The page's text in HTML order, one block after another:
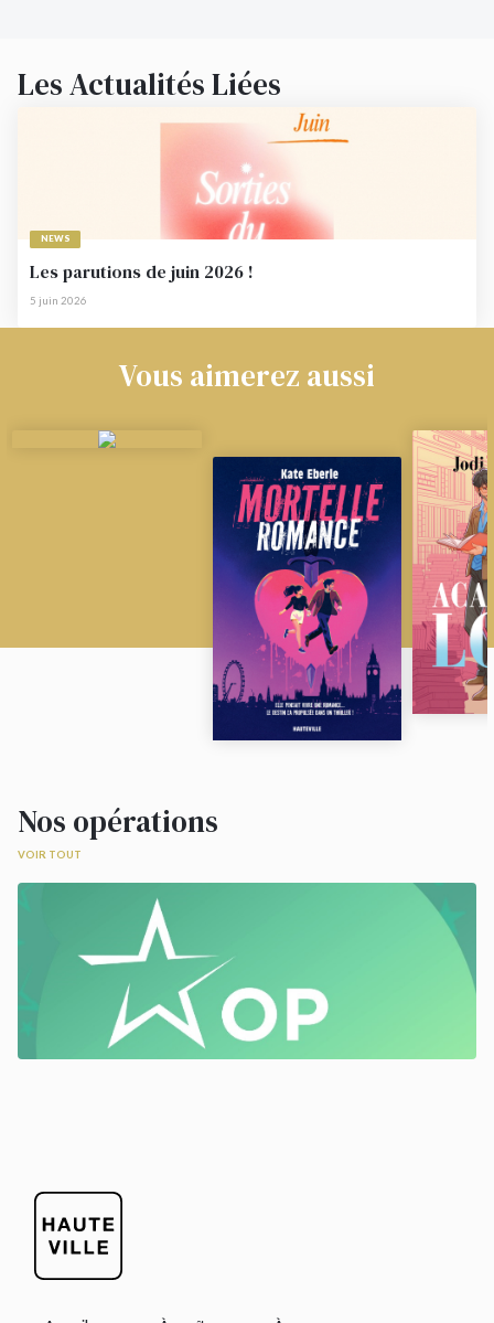
Les Actualités Liées
NEWS
Les parutions de juin 2026 !
5 juin 2026
Vous aimerez aussi
Nos opérations
VOIR TOUT